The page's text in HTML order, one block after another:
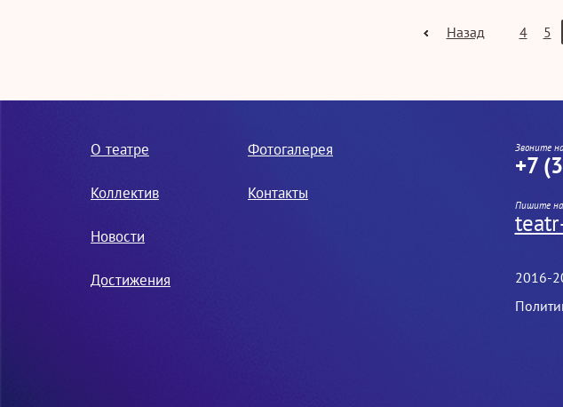
Назад 4 5
О театре
Коллектив
Новости
Достижения
Фотогалерея
Контакты
Звоните
+7
Пишите
2016-